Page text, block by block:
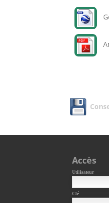
Accès
Utilisateur
Clé